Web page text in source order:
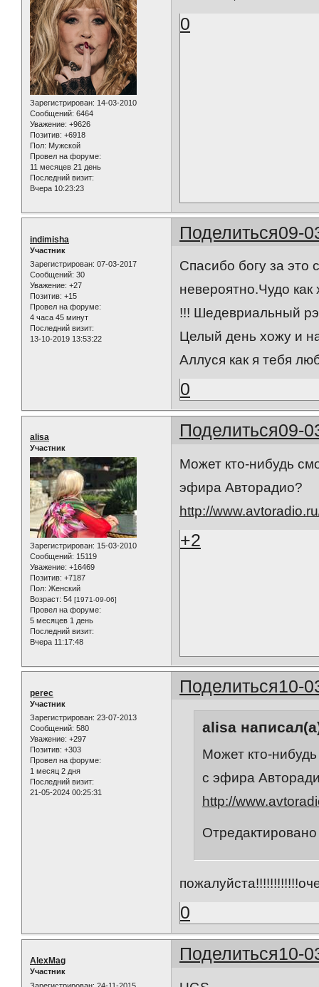
Зарегистрирован: 14-03-2010
Сообщений: 6464
Уважение: +9626
Позитив: +6918
Пол: Мужской
Провел на форуме:
11 месяцев 21 день
Последний визит:
Вчера 10:23:23
0
Поделиться09-
indimisha
Участник
Зарегистрирован: 07-03-2017
Сообщений: 30
Уважение: +27
Позитив: +15
Провел на форуме:
4 часа 45 минут
Последний визит:
13-10-2019 13:53:22
Спасибо богу за это
невероятно.Чудо как
!!! Шедевриальный
Целый день хожу и
Аллуся как я тебя
0
Поделиться09-
alisa
Участник
Зарегистрирован: 15-03-2010
Сообщений: 15119
Уважение: +16469
Позитив: +7187
Пол: Женский
Возраст: 54 [1971-09-06]
Провел на форуме:
5 месяцев 1 день
Последний визит:
Вчера 11:17:48
Может кто-нибудь
эфира Авторадио?
http://
+2
Поделиться10-
perec
Участник
Зарегистрирован: 23-07-2013
Сообщений: 580
Уважение: +297
Позитив: +303
Провел на форуме:
1 месяц 2 дня
Последний визит:
21-05-2024 00:25:31
alisa
Может кто-
с эфира
http://
0
Поделиться10-
AlexMag
Участник